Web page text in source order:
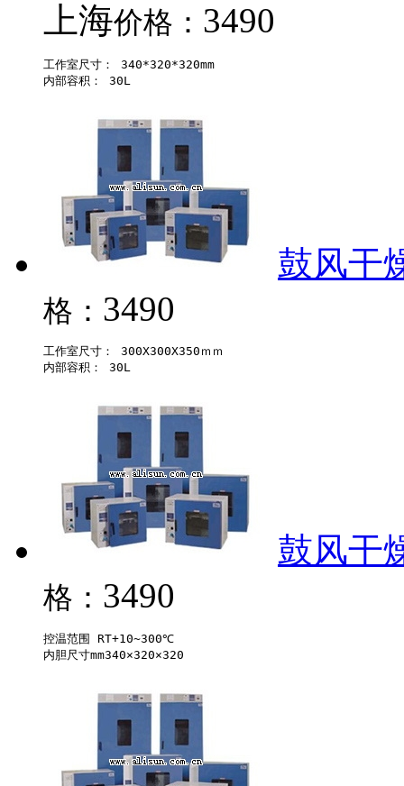
上海价格： 3490
工作室尺寸： 340*320*320mm
鼓风干
格： 3490
工作室尺寸： 300X300X350ｍｍ
鼓风干
格： 3490
控温范围 RT+10~300℃